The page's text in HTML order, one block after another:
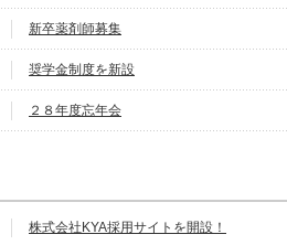
新卒薬剤師募集
奨学金制度を新設
２８年度忘年会
株式会社KYA採用サイトを開設！